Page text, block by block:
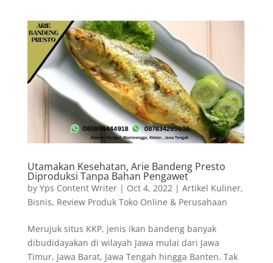
Utamakan Kesehatan, Arie Bandeng Presto
Diproduksi Tanpa Bahan Pengawet
by Yps Content Writer| Oct 4, 2022 | Artikel Kuliner,
Bisnis, Review Produk Toko Online & Perusahaan
Merujuk situs KKP, jenis ikan bandeng banyak
dibudidayakan di wilayah Jawa mulai dari Jawa
Timur, Jawa Barat, Jawa Tengah hingga Banten. Tak